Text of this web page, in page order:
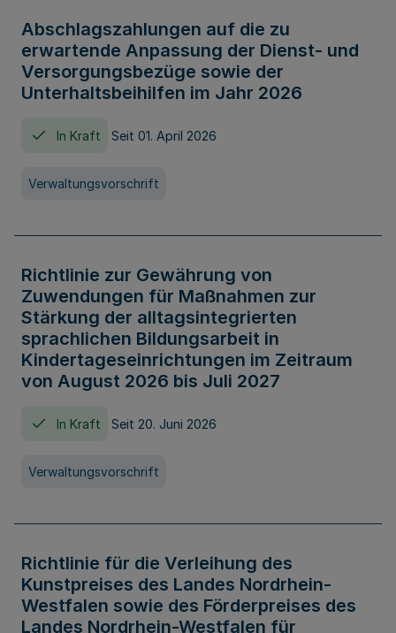
Abschlagszahlungen auf die zu
erwartende Anpassung der Dienst- und
Versorgungsbezüge sowie der
Unterhaltsbeihilfen im Jahr 2026
In Kraft Seit 01. April 2026
Verwaltungsvorschrift
Richtlinie zur Gewährung von
Zuwendungen für Maßnahmen zur
Stärkung der alltagsintegrierten
sprachlichen Bildungsarbeit in
Kindertageseinrichtungen im Zeitraum
von August 2026 bis Juli 2027
In Kraft Seit 20. Juni 2026
Verwaltungsvorschrift
Richtlinie für die Verleihung des
Kunstpreises des Landes Nordrhein-
Westfalen sowie des Förderpreises des
Landes Nordrhein-Westfalen für